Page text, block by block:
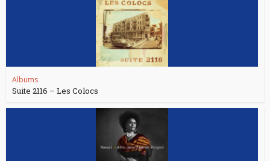
Albums
Suite 2116 – Les Colocs